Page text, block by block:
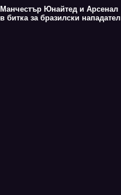
Манчестър Юнайтед и Арсенал
в битка за бразилски нападател